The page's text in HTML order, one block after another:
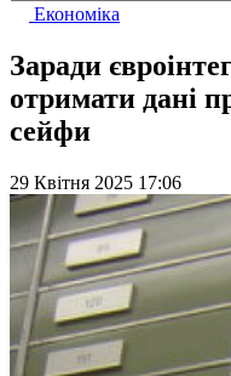
Економіка
Заради
отримати дані
сейфи
29 Квітня 2025 17:06